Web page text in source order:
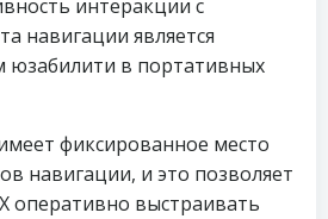
интеракции с
навигации является
юзабилити в портативных
фиксированное место
навигации, и это позволяет
оперативно выстраивать